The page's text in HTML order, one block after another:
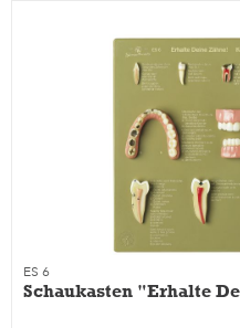
ES 6
Schaukasten "Erhalte